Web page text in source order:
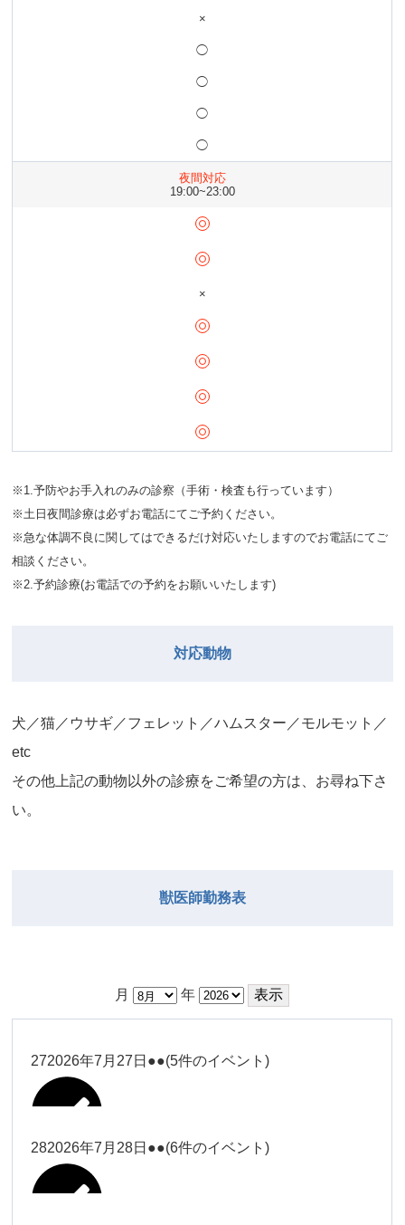
×
◯
◯
◯
◯
夜間対応
19:00~23:00
×
※1.予防やお手入れのみの診察（手術・検査も行っています）
※土日夜間診療は必ずお電話にてご予約ください。
※急な体調不良に関してはできるだけ対応いたしますのでお電話にてご
相談ください。
※2.予約診療(お電話での予約をお願いいたします)
対応動物
⽝／猫／ウサギ／フェレット／ハムスター／モルモット／
etc
その他上記の動物以外の診療をご希望の⽅は、お尋ね下さ
い。
獣医師勤務表
月 年
272026年7月27日 ●●(5件のイベント)
大西
282026年7月28日 ●●(6件のイベント)